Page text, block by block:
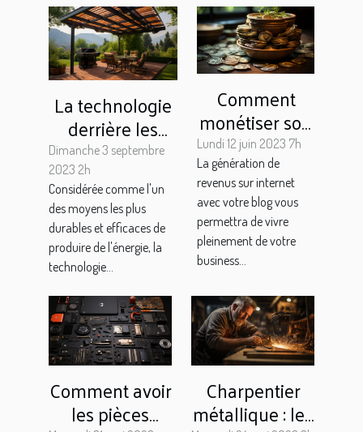
La technologie
derrière les
panneaux
solaires des
ombrières
photovoltaïques
Dimanche 3 septembre
2023 2h
Considérée comme l'un
des moyens les plus
durables et efficaces de
produire de l'énergie, la
technologie...
Comment
monétiser son
blog ?
Lundi 12 juin 2023 7h
La génération de
revenus sur internet
avec votre blog vous
permettra de vivre
pleinement de votre
business...
Comment avoir
les pièces
Charpentier
métallique : les